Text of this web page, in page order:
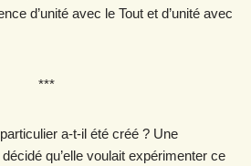
d’unité avec le Tout et d’unité avec
***
a-t-il été créé ? Une
qu’elle voulait expérimenter ce